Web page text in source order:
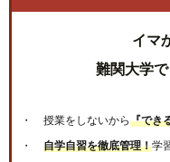
イマ
難関大学
授業をしないから『でき
自学自習を徹底管理！学